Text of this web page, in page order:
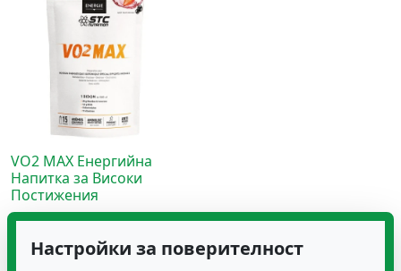
VO2 MAX Енергийна
Напитка за Високи
Постижения
31.70
Настройки за поверителност